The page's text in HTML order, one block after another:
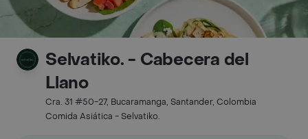
Selvatiko. - Cabecera del
Llano
Cra. 31 #50-27, Bucaramanga, Santander, Colombia
Comida Asiática - Selvatiko.